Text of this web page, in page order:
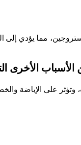
مما يؤدي إلى